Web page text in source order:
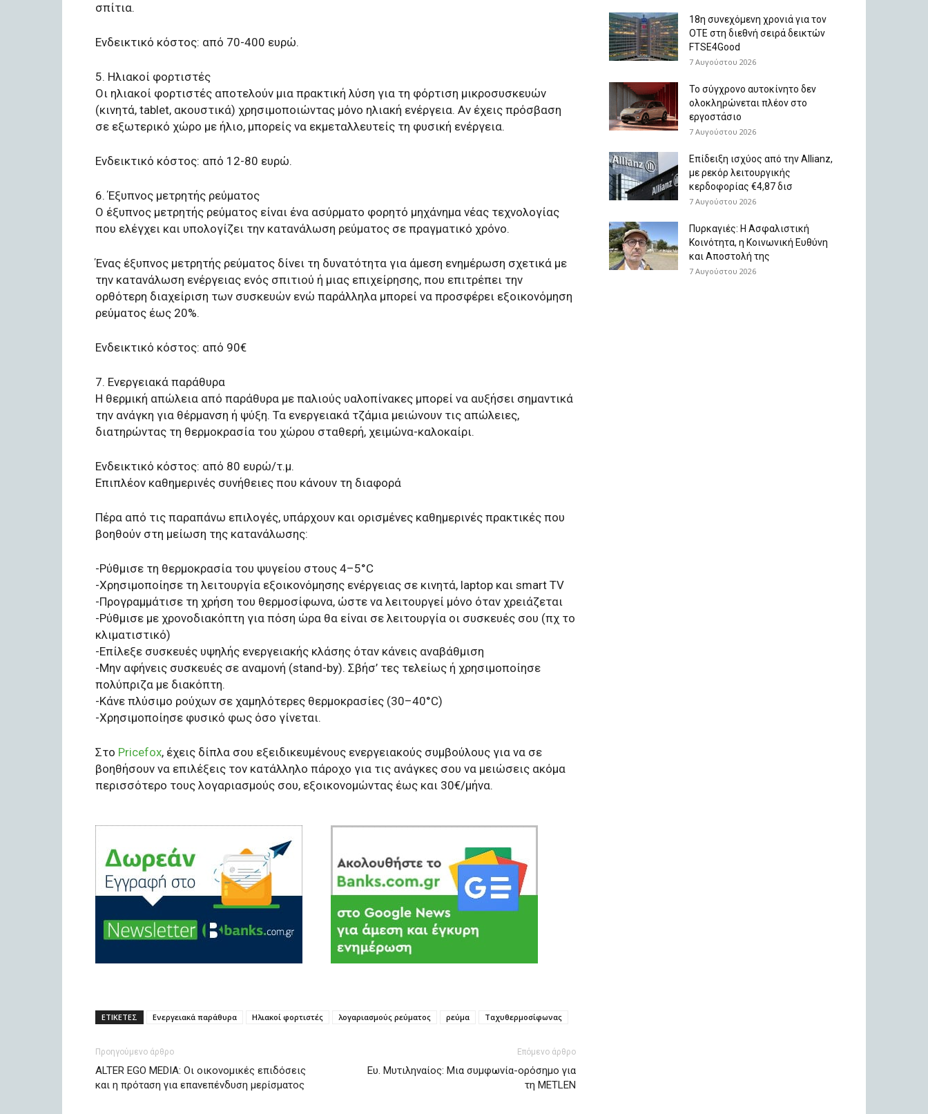
σπίτια.
Ενδεικτικό κόστος: από 70-400 ευρώ.
5. Ηλιακοί φορτιστές
Οι ηλιακοί φορτιστές αποτελούν μια πρακτική λύση για τη φόρτιση μικροσυσκευών
(κινητά, tablet, ακουστικά) χρησιμοποιώντας μόνο ηλιακή ενέργεια. Αν έχεις πρόσβαση
σε εξωτερικό χώρο με ήλιο, μπορείς να εκμεταλλευτείς τη φυσική ενέργεια.
Ενδεικτικό κόστος: από 12-80 ευρώ.
6. Έξυπνος μετρητής ρεύματος
Ο έξυπνος μετρητής ρεύματος είναι ένα ασύρματο φορητό μηχάνημα νέας τεχνολογίας
που ελέγχει και υπολογίζει την κατανάλωση ρεύματος σε πραγματικό χρόνο.
Ένας έξυπνος μετρητής ρεύματος δίνει τη δυνατότητα για άμεση ενημέρωση σχετικά με
την κατανάλωση ενέργειας ενός σπιτιού ή μιας επιχείρησης, που επιτρέπει την
ορθότερη διαχείριση των συσκευών ενώ παράλληλα μπορεί να προσφέρει εξοικονόμηση
ρεύματος έως 20%.
Ενδεικτικό κόστος: από 90€
7. Ενεργειακά παράθυρα
Η θερμική απώλεια από παράθυρα με παλιούς υαλοπίνακες μπορεί να αυξήσει σημαντικά
την ανάγκη για θέρμανση ή ψύξη. Τα ενεργειακά τζάμια μειώνουν τις απώλειες,
διατηρώντας τη θερμοκρασία του χώρου σταθερή, χειμώνα-καλοκαίρι.
Ενδεικτικό κόστος: από 80 ευρώ/τ.μ.
Επιπλέον καθημερινές συνήθειες που κάνουν τη διαφορά
Πέρα από τις παραπάνω επιλογές, υπάρχουν και ορισμένες καθημερινές πρακτικές που
βοηθούν στη μείωση της κατανάλωσης:
-Ρύθμισε τη θερμοκρασία του ψυγείου στους 4–5°C
-Χρησιμοποίησε τη λειτουργία εξοικονόμησης ενέργειας σε κινητά, laptop και smart TV
-Προγραμμάτισε τη χρήση του θερμοσίφωνα, ώστε να λειτουργεί μόνο όταν χρειάζεται
-Ρύθμισε με χρονοδιακόπτη για πόση ώρα θα είναι σε λειτουργία οι συσκευές σου (πχ το
κλιματιστικό)
-Επίλεξε συσκευές υψηλής ενεργειακής κλάσης όταν κάνεις αναβάθμιση
-Μην αφήνεις συσκευές σε αναμονή (stand-by). Σβήσ’ τες τελείως ή χρησιμοποίησε
πολύπριζα με διακόπτη.
-Κάνε πλύσιμο ρούχων σε χαμηλότερες θερμοκρασίες (30–40°C)
-Χρησιμοποίησε φυσικό φως όσο γίνεται.
Στο Pricefox, έχεις δίπλα σου εξειδικευμένους ενεργειακούς συμβούλους για να σε
βοηθήσουν να επιλέξεις τον κατάλληλο πάροχο για τις ανάγκες σου να μειώσεις ακόμα
περισσότερο τους λογαριασμούς σου, εξοικονομώντας έως και 30€/μήνα.
ΕΤΙΚΕΤΕΣ Ενεργειακά παράθυρα Ηλιακοί φορτιστές λογαριασμούς ρεύματος ρεύμα Ταχυθερμοσίφωνας
Προηγούμενο άρθρο
ALTER EGO MEDIA: Οι οικονομικές επιδόσεις
και η πρόταση για επανεπένδυση μερίσματος
Επόμενο άρθρο
Ευ. Μυτιληναίος: Μια συμφωνία-ορόσημο για
τη METLEN
18η συνεχόμενη χρονιά για τον
ΟΤΕ στη διεθνή σειρά δεικτών
FTSE4Good
7 Αυγούστου 2026
Το σύγχρονο αυτοκίνητο δεν
ολοκληρώνεται πλέον στο
εργοστάσιο
7 Αυγούστου 2026
Επίδειξη ισχύος από την Allianz,
με ρεκόρ λειτουργικής
κερδοφορίας €4,87 δισ
7 Αυγούστου 2026
Πυρκαγιές: Η Ασφαλιστική
Κοινότητα, η Κοινωνική Ευθύνη
και Αποστολή της
7 Αυγούστου 2026